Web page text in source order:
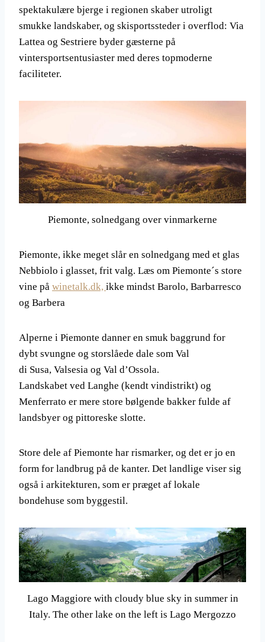
spektakulære bjerge i regionen skaber utroligt
smukke landskaber, og skisportssteder i overflod: Via
Lattea og Sestriere byder gæsterne på
vintersportsentusiaster med deres topmoderne
faciliteter.
Piemonte, solnedgang over vinmarkerne
Piemonte, ikke meget slår en solnedgang med et glas
Nebbiolo i glasset, frit valg. Læs om Piemonte´s store
vine på winetalk.dk, ikke mindst Barolo, Barbarresco
og Barbera
Alperne i Piemonte danner en smuk baggrund for
dybt svungne og storslåede dale som Val
di Susa, Valsesia og Val d’Ossola.
Landskabet ved Langhe (kendt vindistrikt) og
Menferrato er mere store bølgende bakker fulde af
landsbyer og pittoreske slotte.
Store dele af Piemonte har rismarker, og det er jo en
form for landbrug på de kanter. Det landlige viser sig
også i arkitekturen, som er præget af lokale
bondehuse som byggestil.
Lago Maggiore with cloudy blue sky in summer in
Italy. The other lake on the left is Lago Mergozzo